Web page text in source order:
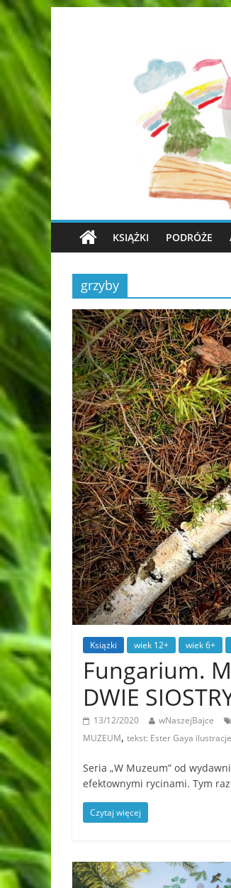
KSIĄŻKI PODRÓŻE
grzyby
Książki wiek 12+ wiek 6+
Fungarium.
DWIE
13/12/2020 wNaszejBajce
MUZEUM, tekst: Ester Gaya
Seria „W Muzeum” od
efektownymi rycinami. Tym
Czytaj więcej